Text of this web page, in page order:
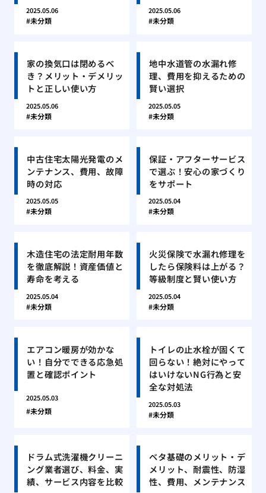
2025.05.06
未分類
2025.05.06
未分類
家の換気口は閉めるべ
き？メリット・デメリッ
トと正しい使い方
2025.05.06
未分類
地中水道管の水漏れ修
理、費用を抑えるための
賢い選択
2025.05.05
未分類
中古住宅太陽光発電のメ
ンテナンス、費用、故障
時の対応
2025.05.05
未分類
保証・アフターサービス
で選ぶ！安心の家づくり
をサポート
2025.05.04
未分類
木造住宅の法定耐用年数
を徹底解説！資産価値と
寿命を考える
2025.05.04
未分類
火災保険で水漏れ修理を
したら保険料は上がる？
等級制度と賢い使い方
2025.05.04
未分類
エアコン暖房が効かな
い！自分でできる応急処
置と確認ポイント
2025.05.03
未分類
トイレの止水栓が固くて
回らない！絶対にやって
はいけないNG行為と安
全な対処法
2025.05.03
未分類
ドラム式洗濯機クリーニ
ング業者選び、料金、実
績、サービス内容を比較
ベタ基礎のメリット・デ
メリット、耐震性、防湿
性、費用、メンテナンス